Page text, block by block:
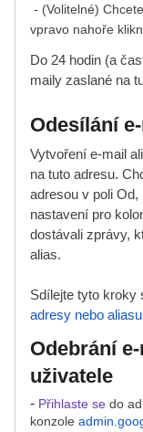
- (Volitelné)
vpravo nahoře
Do 24 hodin (a
maily zaslané na
Odesílání
Vytvoření e-mail
na tuto adresu.
adresou v poli
nastavení pro
dostávali zprávy,
alias.
Sdílejte tyto kroky
adresy nebo aliasu
Odebrání
uživatele
- Přihlaste se do
konzole